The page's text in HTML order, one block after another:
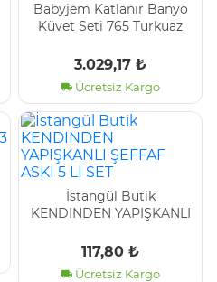
Babyjem Katlanır Banyo
Küvet Seti̇ 765 Turkuaz
3.029,17 ₺
Ücretsiz Kargo
İstangül Butik
KENDINDEN YAPIŞKANLI
117,80 ₺
Ücretsiz Kargo